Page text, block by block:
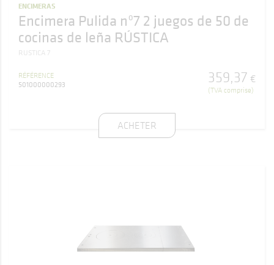
ENCIMERAS
Encimera Pulida nº7 2 juegos de 50 de
cocinas de leña RÚSTICA
RUSTICA 7
RÉFÉRENCE
501000000293
359,37 €
(TVA comprise)
ACHETER